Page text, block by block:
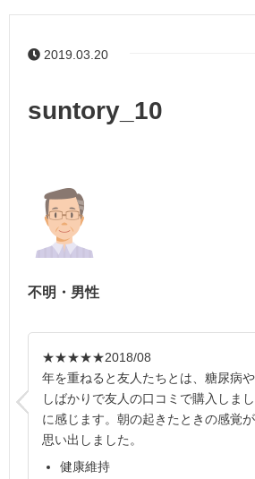
2019.03.20
suntory_10
不明・男性
★★★★★2018/08
年を重ねると友人たちとは、糖尿病
しばかりで友人の口コミで購入しま
に感じます。朝の起きたときの感覚
思い出しました。
健康維持